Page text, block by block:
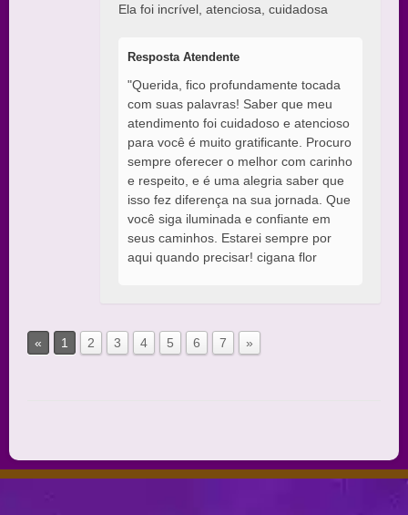
Ela foi incrível, atenciosa, cuidadosa
Resposta Atendente
"Querida, fico profundamente tocada
com suas palavras! Saber que meu
atendimento foi cuidadoso e atencioso
para você é muito gratificante. Procuro
sempre oferecer o melhor com carinho
e respeito, e é uma alegria saber que
isso fez diferença na sua jornada. Que
você siga iluminada e confiante em
seus caminhos. Estarei sempre por
aqui quando precisar! cigana flor
« 1 2 3 4 5 6 7 »